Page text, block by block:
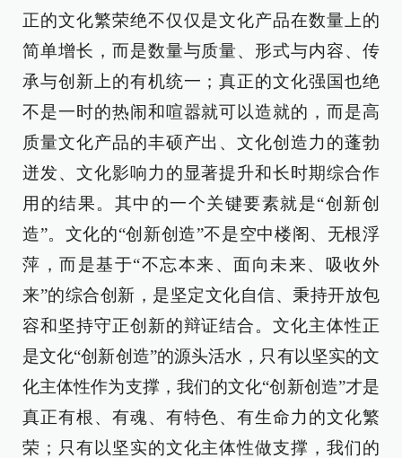
正的文化繁荣绝不仅仅是文化产品在数量上的
简单增长，而是数量与质量、形式与内容、传
承与创新上的有机统一；真正的文化强国也绝
不是一时的热闹和喧嚣就可以造就的，而是高
质量文化产品的丰硕产出、文化创造力的蓬勃
迸发、文化影响力的显著提升和长时期综合作
用的结果。其中的一个关键要素就是“创新创
造”。文化的“创新创造”不是空中楼阁、无根浮
萍，而是基于“不忘本来、面向未来、吸收外
来”的综合创新，是坚定文化自信、秉持开放包
容和坚持守正创新的辩证结合。文化主体性正
是文化“创新创造”的源头活水，只有以坚实的文
化主体性作为支撑，我们的文化“创新创造”才是
真正有根、有魂、有特色、有生命力的文化繁
荣；只有以坚实的文化主体性做支撑，我们的